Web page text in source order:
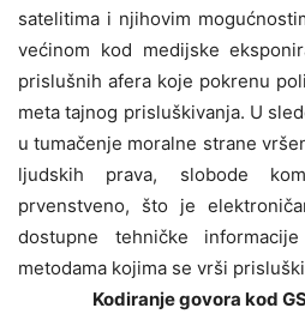
satelitima i njihovim
većinom kod medijske
prislušnih afera koje pokrenu
meta tajnog prisluškivanja. U
u tumačenje moralne strane
ljudskih prava, slobode
prvenstveno, što je
dostupne tehničke
metodama kojima se vrši
Kodiranje govora kod